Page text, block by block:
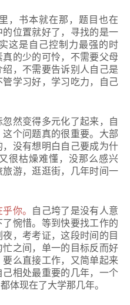
，书本就在那，题目也在
位置就好了，寻找的是一
这是自己控制力最强的时
的少的可怜，不需要父母
，不需要告诉别人自己是
管学习好，学习吃力，自己
忽然变得多元化了起来，自
这个问题真的很重要。 大部
没有想明白自己要成为什
很枯燥难懂，没那么感兴
游，逛逛街，几年时间一
你。 自己垮了是没有人意
惋惜。等到快要找工作的
，考考证，这段时间的目
之间，单一的目标反而好
么直接工作，又简单起来
相处最重要的几年，一个
体现在了大学那几年。